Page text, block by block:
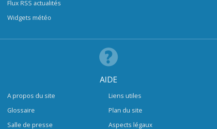
Flux RSS actualités
Widgets météo
AIDE
A propos du site
Glossaire
Salle de presse
Liens utiles
Plan du site
Aspects légaux